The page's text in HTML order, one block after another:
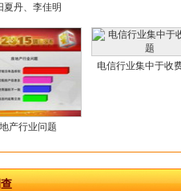
夏丹、李佳明
产行业问题
电信行业集中于收